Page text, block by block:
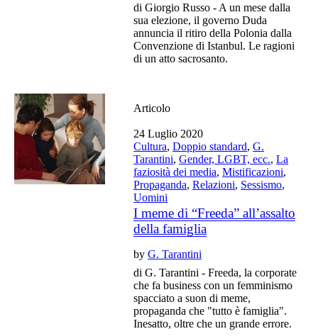
di Giorgio Russo - A un mese dalla
sua elezione, il governo Duda
annuncia il ritiro della Polonia dalla
Convenzione di Istanbul. Le ragioni
di un atto sacrosanto.
Articolo
24 Luglio 2020
Cultura,Doppio standard,G.
Tarantini,Gender, LGBT, ecc.,La
faziosità dei media,Mistificazioni,
Propaganda,Relazioni, Sessismo,
Uomini
I meme di “Freeda” all’assalto
della famiglia
byG. Tarantini
di G. Tarantini - Freeda, la corporate
che fa business con un femminismo
spacciato a suon di meme,
propaganda che "tutto è famiglia".
Inesatto, oltre che un grande errore.